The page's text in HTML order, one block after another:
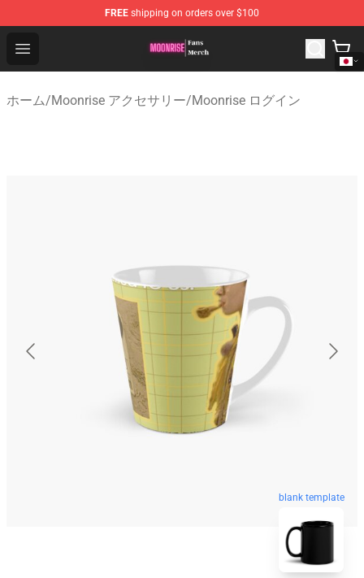
FREE shipping on orders over $100
Open menu
Moonrise Store - Official Moonrise Merchandise Shop
ホーム/Moonrise アクセサリー/Moonrise ログイン
blank template